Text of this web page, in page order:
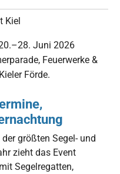
Kiel
Juni 2026
Feuerwerke &
Förde.
größten Segel- und
zieht das Event
Segelregatten,